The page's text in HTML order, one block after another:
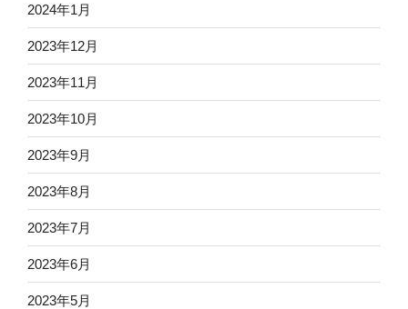
2024年1月
2023年12月
2023年11月
2023年10月
2023年9月
2023年8月
2023年7月
2023年6月
2023年5月